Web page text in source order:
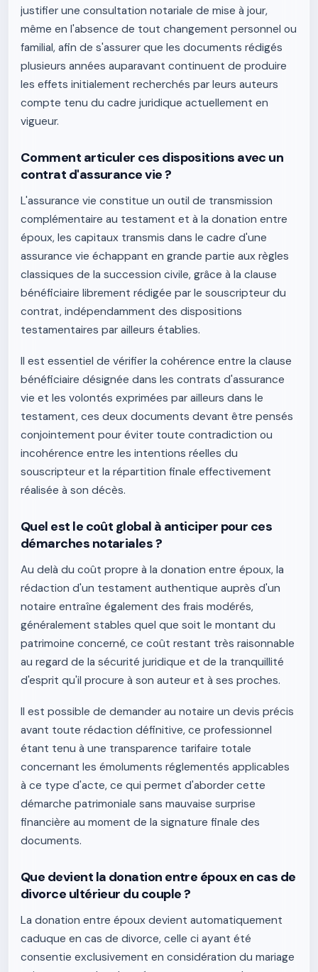
justifier une consultation notariale de mise à jour,
même en l'absence de tout changement personnel ou
familial, afin de s'assurer que les documents rédigés
plusieurs années auparavant continuent de produire
les effets initialement recherchés par leurs auteurs
compte tenu du cadre juridique actuellement en
vigueur.
Comment articuler ces dispositions avec un
contrat d'assurance vie ?
L'assurance vie constitue un outil de transmission
complémentaire au testament et à la donation entre
époux, les capitaux transmis dans le cadre d'une
assurance vie échappant en grande partie aux règles
classiques de la succession civile, grâce à la clause
bénéficiaire librement rédigée par le souscripteur du
contrat, indépendamment des dispositions
testamentaires par ailleurs établies.
Il est essentiel de vérifier la cohérence entre la clause
bénéficiaire désignée dans les contrats d'assurance
vie et les volontés exprimées par ailleurs dans le
testament, ces deux documents devant être pensés
conjointement pour éviter toute contradiction ou
incohérence entre les intentions réelles du
souscripteur et la répartition finale effectivement
réalisée à son décès.
Quel est le coût global à anticiper pour ces
démarches notariales ?
Au delà du coût propre à la donation entre époux, la
rédaction d'un testament authentique auprès d'un
notaire entraîne également des frais modérés,
généralement stables quel que soit le montant du
patrimoine concerné, ce coût restant très raisonnable
au regard de la sécurité juridique et de la tranquillité
d'esprit qu'il procure à son auteur et à ses proches.
Il est possible de demander au notaire un devis précis
avant toute rédaction définitive, ce professionnel
étant tenu à une transparence tarifaire totale
concernant les émoluments réglementés applicables
à ce type d'acte, ce qui permet d'aborder cette
démarche patrimoniale sans mauvaise surprise
financière au moment de la signature finale des
documents.
Que devient la donation entre époux en cas de
divorce ultérieur du couple ?
La donation entre époux devient automatiquement
caduque en cas de divorce, celle ci ayant été
consentie exclusivement en considération du mariage